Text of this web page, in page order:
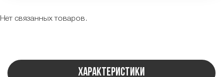
Нет связанных товаров.
Характеристики